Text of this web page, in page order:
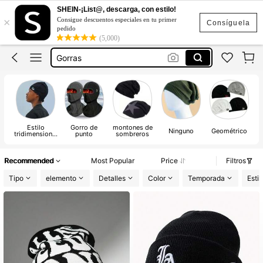
Consíguela
×
SHEIN-¡List@, descarga, con estilo!
Consigue descuentos especiales en tu primer
pedido
(5,000)
Skull Cap
Gorros Para Hombre
Gorras
Spiderman
Gorras Para Hombre
Skull Cap
Gorros Para Hombre
Estilo
tridimensional
Gorro de
punto
montones de
sombreros Ninguno Geométrico
Recommended Most Popular Price
Filtros
Tipo
elemento Detalles Color Temporada